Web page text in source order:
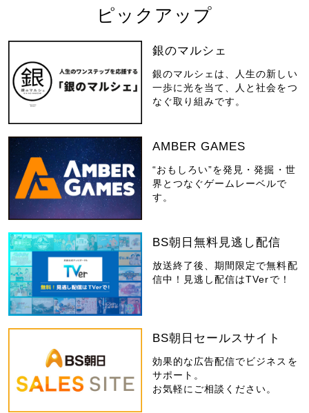
ピックアップ
銀のマルシェ
銀のマルシェは、人生の新しい
一歩に光を当て、人と社会をつ
なぐ取り組みです。
AMBER GAMES
“おもしろい”を発見・発掘・世
界とつなぐゲームレーベルで
す。
BS朝日無料見逃し配信
放送終了後、期間限定で無料配
信中！見逃し配信はTVerで！
BS朝日セールスサイト
効果的な広告配信でビジネスを
サポート。
お気軽にご相談ください。